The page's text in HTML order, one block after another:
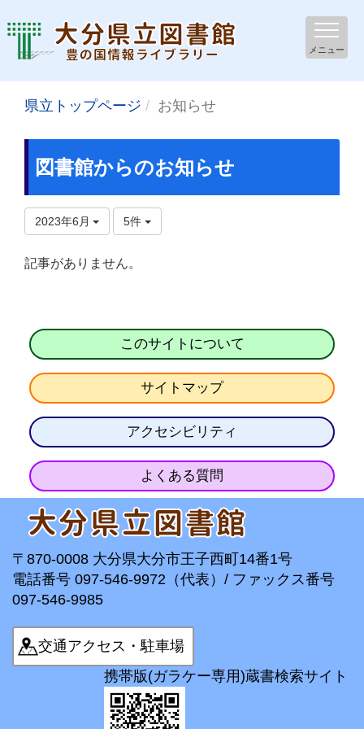
メニュー
県立トップページ お知らせ
図書館からのお知らせ
2023年6月 5件
記事がありません。
このサイトについて
サイトマップ
アクセシビリティ
よくある質問
〒870-0008 大分県大分市王子西町14番1号
電話番号 097-546-9972（代表）/ ファックス番号
097-546-9985
交通アクセス・駐車場
携帯版(ガラケー専用)蔵書検索サイト